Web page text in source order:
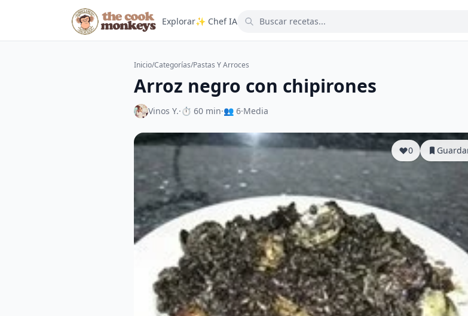
Explorar✨ Chef IA
Inicio/Categorías/Pastas Y Arroces
Arroz negro con chipirones
Vinos Y.·⏱ 60 min·👥 6·Media
0